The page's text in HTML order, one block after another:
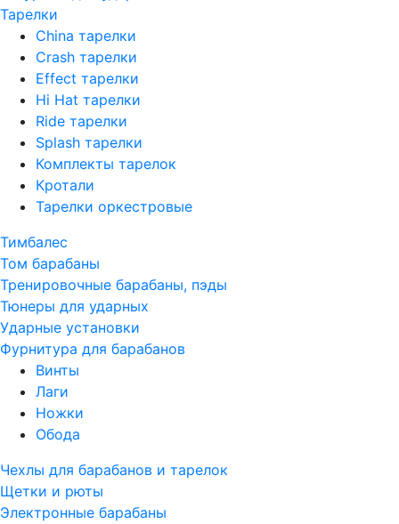
Тарелки
China тарелки
Crash тарелки
Effect тарелки
Hi Hat тарелки
Ride тарелки
Splash тарелки
Комплекты тарелок
Кротали
Тарелки оркестровые
Тимбалес
Том барабаны
Тренировочные барабаны, пэды
Тюнеры для ударных
Ударные установки
Фурнитура для барабанов
Винты
Лаги
Ножки
Обода
Чехлы для барабанов и тарелок
Щетки и рюты
Электронные барабаны